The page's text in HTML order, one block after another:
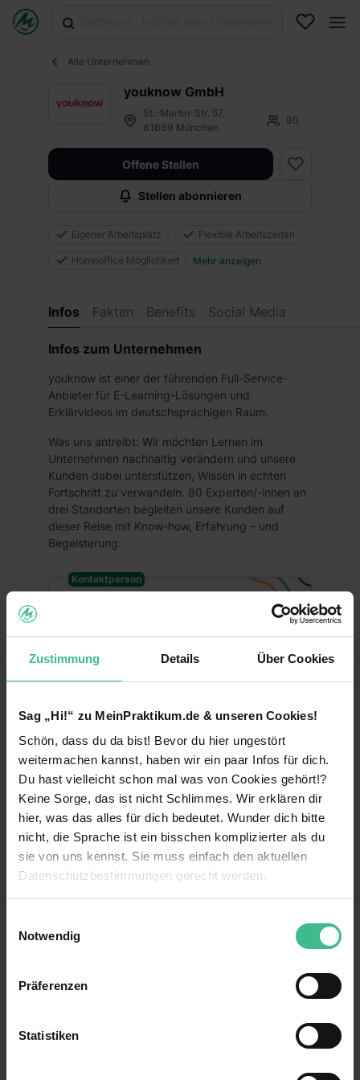
Zustimmung Details Über Cookies
Sag „Hi!“ zu MeinPraktikum.de & unseren Cookies!
Schön, dass du da bist! Bevor du hier ungestört
weitermachen kannst, haben wir ein paar Infos für dich.
Du hast vielleicht schon mal was von Cookies gehört!?
Keine Sorge, das ist nicht Schlimmes. Wir erklären dir
hier, was das alles für dich bedeutet. Wunder dich bitte
nicht, die Sprache ist ein bisschen komplizierter als du
sie von uns kennst. Sie muss einfach den aktuellen
Datenschutzbestimmungen gerecht werden.
Benutzung der Webseite getroffenen Einstellungen zu
Webseite zu analysieren („Statistiken“), um
Informationen zu deiner Verwendung unserer Website an
Notwendig
Präferenzen
Statistiken
Alle Unternehmen
youknow GmbH
St.-Martin-Str. 57,
81669 München
80
Offene Stellen
Stellen abonnieren
Eigener Arbeitsplatz Flexible Arbeitszeiten
Homeoffice Möglichkeit Mehr anzeigen
Infos Fakten Benefits Social Media
Infos zum Unternehmen
youknow ist einer der führenden Full-Service-
Anbieter für E-Learning-Lösungen und
Erklärvideos im deutschsprachigen Raum.
Was uns antreibt: Wir möchten Lernen im
Unternehmen nachhaltig verändern und unsere
Kunden dabei unterstützen, Wissen in echten
Fortschritt zu verwandeln. 80 Experten/-innen an
drei Standorten begleiten unsere Kunden auf
dieser Reise mit Know-how, Erfahrung – und
Begeisterung.
Kontaktperson
Projektleiterin
jobs@you-know.de
Fakten
Unternehmensart Konzern
Mitarbeiter 80
Branche
Dienstleistung & Kundenservice
Marketing, Werbung & PR
Grafik & Design
Flexible Arbeitszeiten